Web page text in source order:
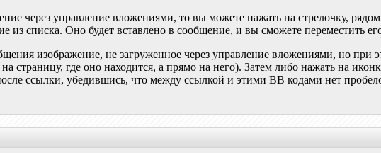
через управление вложениями, то вы можете нажать на стрелочку,
из списка. Оно будет вставлено в сообщение, и вы сможете переместить
изображение, не загруженное через управление вложениями, но при
страницу, где оно находится, а прямо на него). Затем либо нажать на
ссылки, убедившись, что между ссылкой и этими BB кодами нет